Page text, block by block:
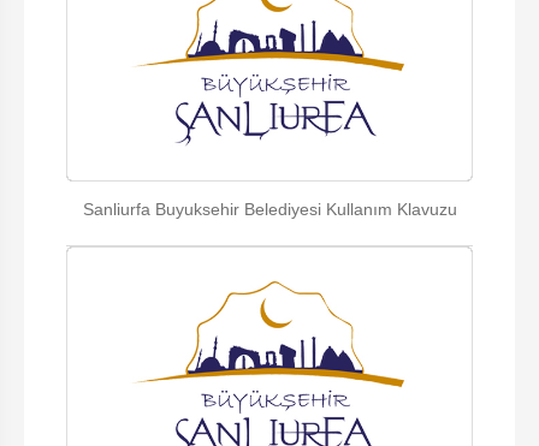
Sanliurfa Buyuksehir Belediyesi Kullanım Klavuzu